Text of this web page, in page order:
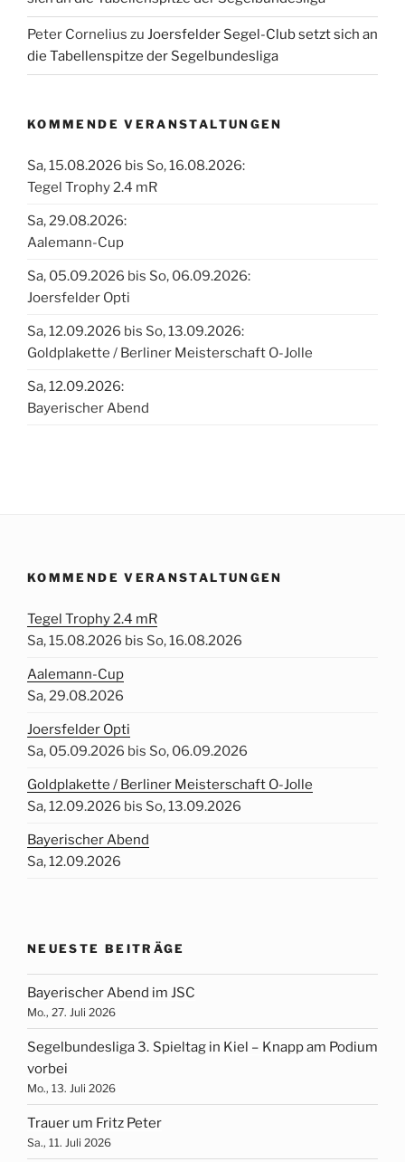
Peter Cornelius zu Joersfelder Segel-Club setzt sich an
die Tabellenspitze der Segelbundesliga
KOMMENDE VERANSTALTUNGEN
Sa, 15.08.2026 bis So, 16.08.2026:
Tegel Trophy 2.4 mR
Sa, 29.08.2026:
Aalemann-Cup
Sa, 05.09.2026 bis So, 06.09.2026:
Joersfelder Opti
Sa, 12.09.2026 bis So, 13.09.2026:
Goldplakette / Berliner Meisterschaft O-Jolle
Sa, 12.09.2026:
Bayerischer Abend
KOMMENDE VERANSTALTUNGEN
Tegel Trophy 2.4 mR
Sa, 15.08.2026 bis So, 16.08.2026
Aalemann-Cup
Sa, 29.08.2026
Joersfelder Opti
Sa, 05.09.2026 bis So, 06.09.2026
Goldplakette / Berliner Meisterschaft O-Jolle
Sa, 12.09.2026 bis So, 13.09.2026
Bayerischer Abend
Sa, 12.09.2026
NEUESTE BEITRÄGE
Bayerischer Abend im JSC
Mo., 27. Juli 2026
Segelbundesliga 3. Spieltag in Kiel – Knapp am Podium
vorbei
Mo., 13. Juli 2026
Trauer um Fritz Peter
Sa., 11. Juli 2026